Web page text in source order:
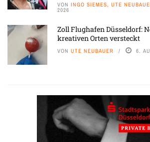
VON INGO SIEMES, UTE
2026
Zoll Flughafen Düsseldorf:
kreativen Orten versteckt
VON UTE NEUBAUER 6.